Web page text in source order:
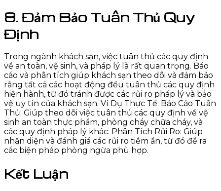
8. Đảm Bảo Tuân Thủ Quy
Định
Trong ngành khách sạn, việc tuân thủ các quy định
về an toàn, vệ sinh, và pháp lý là rất quan trọng. Báo
cáo và phân tích giúp khách sạn theo dõi và đảm bảo
rằng tất cả các hoạt động đều tuân thủ các quy định
hiện hành, từ đó tránh được các rủi ro pháp lý và bảo
vệ uy tín của khách sạn. Ví Dụ Thực Tế: Báo Cáo Tuân
Thủ: Giúp theo dõi việc tuân thủ các quy định về vệ
sinh an toàn thực phẩm, phòng cháy chữa cháy, và
các quy định pháp lý khác. Phân Tích Rủi Ro: Giúp
nhận diện và đánh giá các rủi ro tiềm ẩn, từ đó đề ra
các biện pháp phòng ngừa phù hợp.
Kết Luận